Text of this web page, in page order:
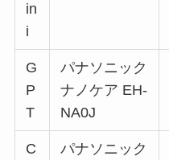
in
i
G
P
T
パナソニック
ナノケア EH-
NA0J
C
パナソニック